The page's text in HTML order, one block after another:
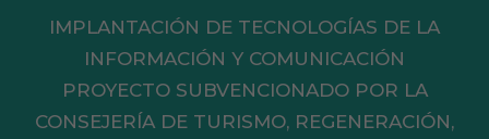
IMPLANTACIÓN DE TECNOLOGÍAS DE LA
INFORMACIÓN Y COMUNICACIÓN
PROYECTO SUBVENCIONADO POR LA
CONSEJERÍA DE TURISMO, REGENERACIÓN,